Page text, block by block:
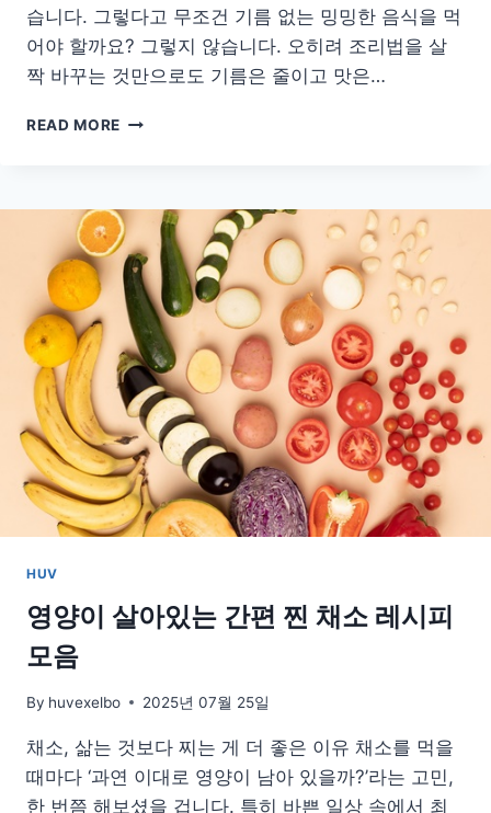
습니다. 그렇다고 무조건 기름 없는 밍밍한 음식을 먹
어야 할까요? 그렇지 않습니다. 오히려 조리법을 살
짝 바꾸는 것만으로도 기름은 줄이고 맛은…
READ MORE 담
가
벼
운
식
탁
을
만
드
는
기
름
줄
이
기
비
HUV
영양이 살아있는 간편 찐 채소 레시피
모음
By huvexelbo 2025년 07월 25일
채소, 삶는 것보다 찌는 게 더 좋은 이유 채소를 먹을
때마다 ‘과연 이대로 영양이 남아 있을까?’라는 고민,
한 번쯤 해보셨을 겁니다. 특히 바쁜 일상 속에서 최